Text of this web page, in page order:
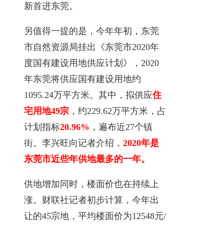
新首进东莞。
另值得一提的是，今年年初，东莞
市自然资源局挂出《东莞市2020年
度国有建设用地供应计划》，2020
年东莞将供应国有建设用地约
1095.24万平方米。其中，拟供应住
宅用地49宗 ，约229.62万平方米，占
计划指标20.96% ，遍布近27个镇
街。李兴旺向记者介绍， 2020年是
东莞市近些年供地最多的一年。
供地增加同时，楼面价也在持续上
涨。财联社记者初步计算，今年出
让的45宗地，平均楼面价为12548元/